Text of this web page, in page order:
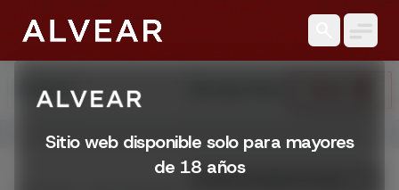
Sitio web disponible solo para mayores
de 18 años
Buscar
Licorería Alvear | Catálogo online
Catálogo online de Licorería Alvear. Comprá con envíos en